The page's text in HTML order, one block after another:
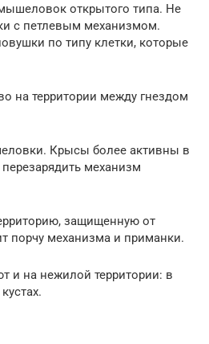
открытого типа. Не
с петлевым механизмом.
по типу клетки, которые
на территории между гнездом
Крысы более активны в
механизм
защищенную от
порчу механизма и приманки.
и на нежилой территории: в